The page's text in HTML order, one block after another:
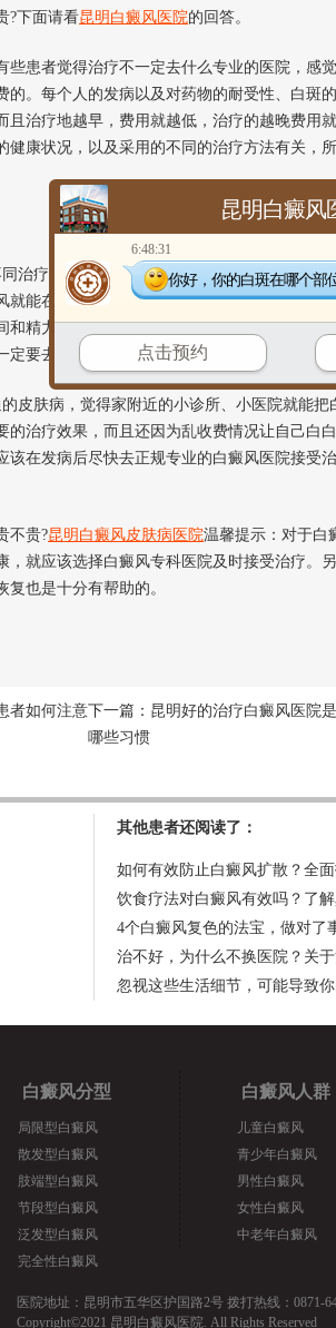
?下面请看昆明白癜风医院的回答。
患者觉得治疗不一定去什么专业的医院，感
。每个人的发病以及对药物的耐受性、白斑的
且治疗地越早，费用就越低，治疗的越晚费用
康状况，以及采用的不同的治疗方法有关，
疗就会有差异，治疗办法不同所收取的费用
就能在较短的时间内恢复起来，当然在费用上
和精力都是付出多倍，甚至还可能出现复发现
要去正规医院进行治疗才能节省钱财。
肤病，觉得家附近的小诊所、小医院就能把
治疗效果，而且还因为乱收费情况让自己白
该在发病后尽快去正规专业的白癜风医院接受
不贵?昆明白癜风皮肤病医院温馨提示：对于白
，就应该选择白癜风专科医院及时接受治疗。
也是十分有帮助的。
者如何注意下一篇： 昆明好的治疗白癜风医院
哪些习惯
其他患者还阅读了：
如何有效防止白癜风扩散？全
饮食疗法对白癜风有效吗？了
4个白癜风复色的法宝，做对了
治不好，为什么不换医院？关
忽视这些生活细节，可能导致你
白癜风分型
局限型白癜风
散发型白癜风
肢端型白癜风
节段型白癜风
泛发型白癜风
完全性白癜风
白癜风人群
儿童白癜风
青少年白癜风
男性白癜风
女性白癜风
中老年白癜风
医院地址：昆明市五华区护国路2号 拨打热线：0871-
Copyright©2021 昆明白癜风医院. All Rights Reserved
昆明白癜风
6:48:31
你好，你的白斑在哪个部
点击预约